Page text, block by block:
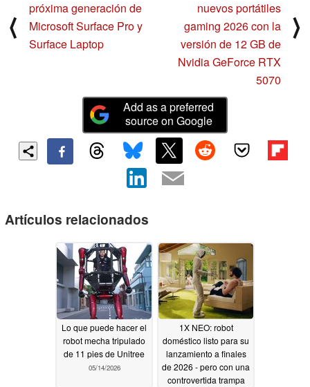
⟨
próxima generación de
Microsoft Surface Pro y
Surface Laptop
nuevos portátiles
gaming 2026 con la
versión de 12 GB de
Nvidia GeForce RTX
5070
⟩
Add as a preferred
source on Google
Artículos relacionados
Lo que puede hacer el
robot mecha tripulado
de 11 pies de Unitree
05/14/2026
1X NEO: robot
doméstico listo para su
lanzamiento a finales
de 2026 - pero con una
controvertida trampa